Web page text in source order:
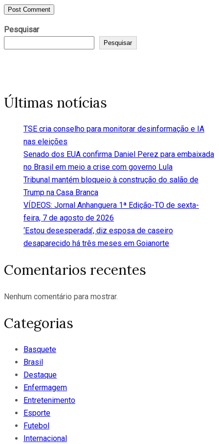
Pesquisar
Pesquisar
Últimas notícias
TSE cria conselho para monitorar desinformação e IA
nas eleições
Senado dos EUA confirma Daniel Perez para embaixada
no Brasil em meio a crise com governo Lula
Tribunal mantém bloqueio à construção do salão de
Trump na Casa Branca
VÍDEOS: Jornal Anhanguera 1ª Edição-TO de sexta-
feira, 7 de agosto de 2026
‘Estou desesperada’, diz esposa de caseiro
desaparecido há três meses em Goianorte
Comentarios recentes
Nenhum comentário para mostrar.
Categorias
Basquete
Brasil
Destaque
Enfermagem
Entretenimento
Esporte
Futebol
Internacional